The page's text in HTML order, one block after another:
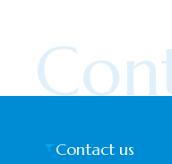
Contact us